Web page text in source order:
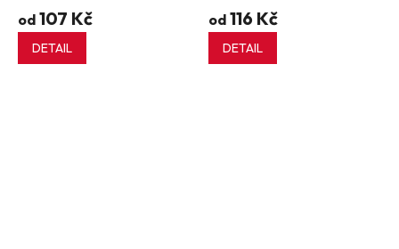
od 107 Kč
DETAIL
od 116 Kč
DETAIL